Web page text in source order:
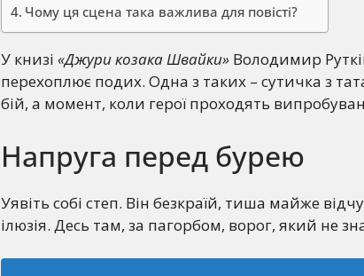
Чому ця сцена така важлива для повісті?
У книзі «Джури козака Швайки» Володимир
перехоплює подих. Одна з таких – сутичка з
бій, а момент, коли герої проходять
Напруга перед бурею
Уявіть собі степ. Він безкраїй, тиша майже
ілюзія. Десь там, за пагорбом, ворог, який не